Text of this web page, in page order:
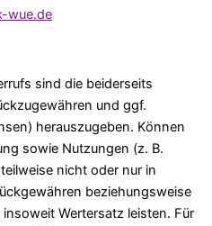
wue.de
sind die beiderseits
und ggf.
herauszugeben. Können
sowie Nutzungen (z. B.
nicht oder nur in
beziehungsweise
Wertersatz leisten. Für